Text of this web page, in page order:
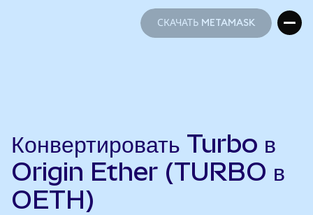
СКАЧАТЬ METAMASK
Конвертировать Turbo в
Origin Ether (TURBO в
OETH)